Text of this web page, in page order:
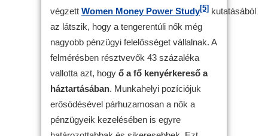
végzett Women Money Power Study[5] kutatásából
az látszik, hogy a tengerentúli nők még
nagyobb pénzügyi felelősséget vállalnak. A
felmérésben résztvevők 43 százaléka
vallotta azt, hogy ő a fő kenyérkereső a
háztartásában. Munkahelyi pozíciójuk
erősödésével párhuzamosan a nők a
pénzügyeik kezelésében is egyre